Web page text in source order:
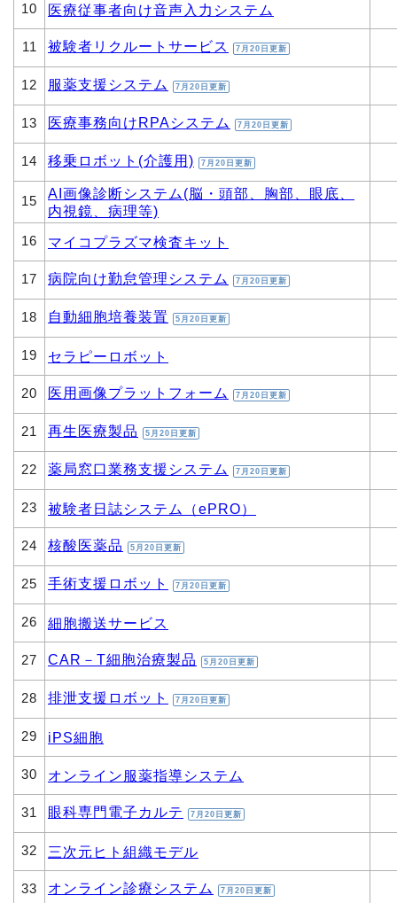
10 医療従事者向け音声入力システム
11 被験者リクルートサービス 7月20日更新
12 服薬支援システム 7月20日更新
13 医療事務向けRPAシステム 7月20日更新
14 移乗ロボット(介護用) 7月20日更新
15
AI画像診断システム(脳・頭部、胸部、眼底、
内視鏡、病理等)
16 マイコプラズマ検査キット
17 病院向け勤怠管理システム 7月20日更新
18 自動細胞培養装置 5月20日更新
19 セラピーロボット
20 医用画像プラットフォーム 7月20日更新
21 再生医療製品 5月20日更新
22 薬局窓口業務支援システム 7月20日更新
23 被験者日誌システム（ePRO）
24 核酸医薬品 5月20日更新
25 手術支援ロボット 7月20日更新
26 細胞搬送サービス
27 CAR－T細胞治療製品 5月20日更新
28 排泄支援ロボット 7月20日更新
29 iPS細胞
30 オンライン服薬指導システム
31 眼科専門電子カルテ 7月20日更新
32 三次元ヒト組織モデル
33 オンライン診療システム 7月20日更新